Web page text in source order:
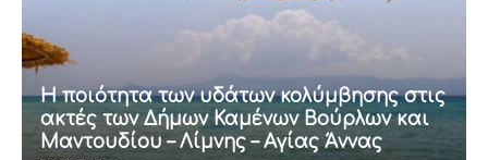
Η ποιότητα των υδάτων κολύμβησης στις
ακτές των Δήμων Καμένων Βούρλων και
Μαντουδίου – Λίμνης – Αγίας Άννας